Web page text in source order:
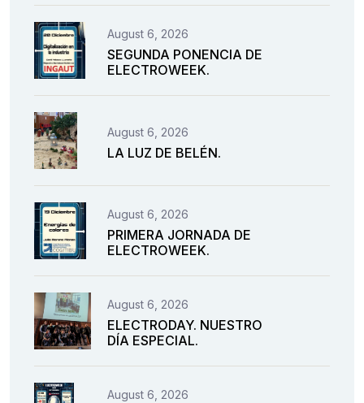
August 6, 2026
SEGUNDA PONENCIA DE
ELECTROWEEK.
August 6, 2026
LA LUZ DE BELÉN.
August 6, 2026
PRIMERA JORNADA DE
ELECTROWEEK.
August 6, 2026
ELECTRODAY. NUESTRO
DÍA ESPECIAL.
August 6, 2026